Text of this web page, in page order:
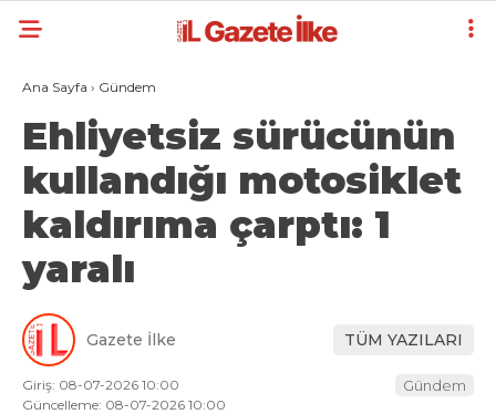
Ana Sayfa › Gündem
Ehliyetsiz sürücünün
kullandığı motosiklet
kaldırıma çarptı: 1
yaralı
Gazete İlke TÜM YAZILARI
Giriş: 08-07-2026 10:00
Güncelleme: 08-07-2026 10:00
Gündem